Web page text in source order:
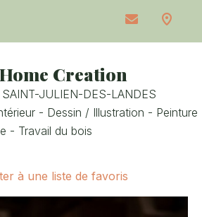
Creation
SAINT-JULIEN-DES-LANDES
- Dessin / Illustration - Peinture
- Travail du bois
à une liste de favoris